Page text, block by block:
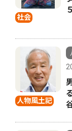
社会
人物風土記